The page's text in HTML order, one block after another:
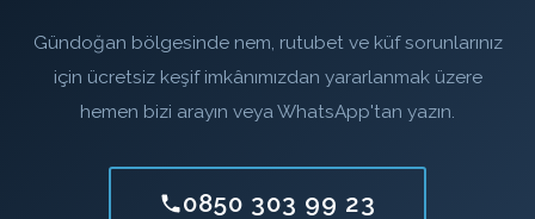
Gündoğan bölgesinde nem, rutubet ve küf sorunlarınız
için ücretsiz keşif imkânımızdan yararlanmak üzere
hemen bizi arayın veya WhatsApp'tan yazın.
0850 303 99 23